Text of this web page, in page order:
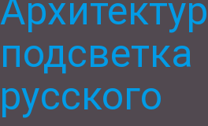
подсветка
русского